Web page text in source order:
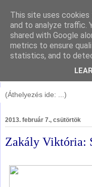
2013. február 7., csütörtök
Zakály Viktória:
This site uses
and to analyze traffic.
shared with Google
metrics to ensure
statistics, and to